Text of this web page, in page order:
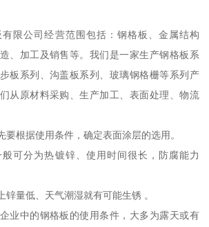
限公司经营范围包括：钢格板、金属结构
、加工及销售等。我们是一家生产钢格板系
板系列、沟盖板系列、玻璃钢格栅等系列产
从原材料采购、生产加工、表面处理、物流
要根据使用条件，确定表面涂层的选用。
可分为热镀锌、使用时间很长，防腐能力
锌量低、天气潮湿就有可能生锈 。
业中的钢格板的使用条件，大多为露天或有